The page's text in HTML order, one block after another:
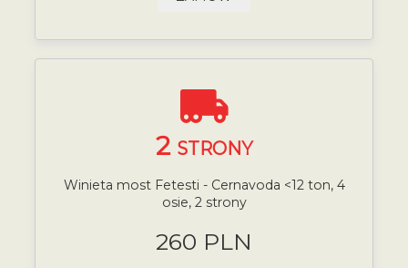
2 STRONY
Winieta most Fetesti - Cernavoda <12 ton, 4
osie, 2 strony
260 PLN